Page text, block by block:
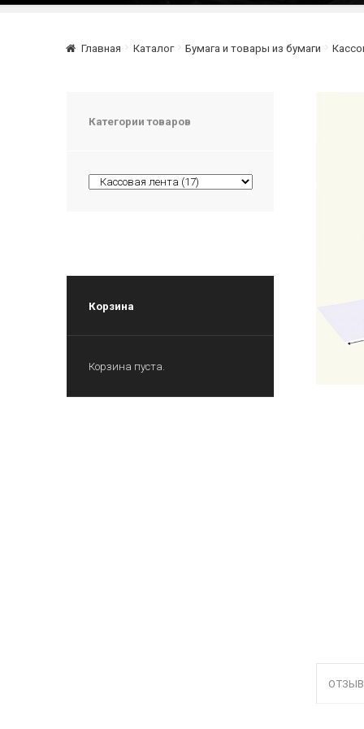
Главная Каталог Бумага и товары из бумаги
Категории товаров
Корзина
Корзина пуста.